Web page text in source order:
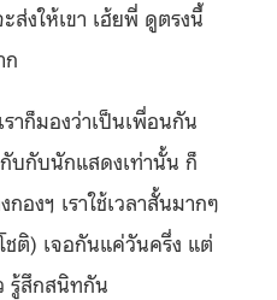
ส่งให้เขา เฮ้ยพี่ ดูตรงนี้
ก
าก็มองว่าเป็นเพื่อนกัน
บกับนักแสดงเท่านั้น ก็
องฯ เราใช้เวลาสั้นมากๆ
ชติ) เจอกันแค่วันครึ่ง แต่
รู้สึกสนิทกัน